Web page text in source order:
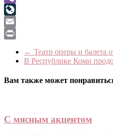
Viber
LiveJournal
Email
← Театр оперы и балета
В Республике Коми
Вам также может
С мясным акцентом